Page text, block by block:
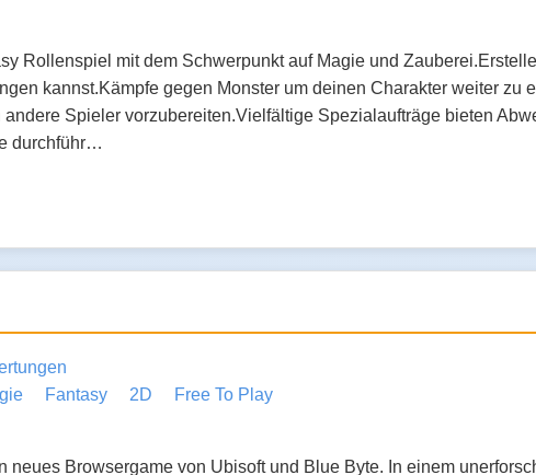
Rollenspiel mit dem Schwerpunkt auf Magie und
kannst.Kämpfe gegen Monster um deinen Charakter weiter zu
Spieler vorzubereiten.Vielfältige Spezialaufträge bieten
durchführ…
Fantasy 2D Free To Play
neues Browsergame von Ubisoft und Blue Byte. In einem